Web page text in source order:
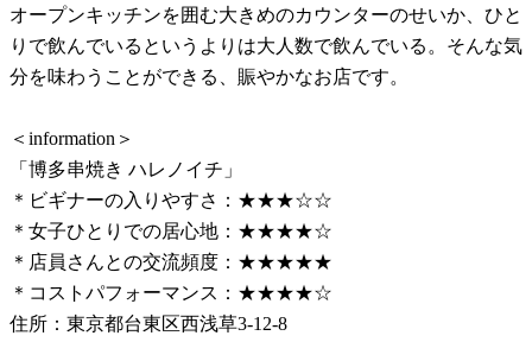
オープンキッチンを囲む大きめのカウンターのせいか、ひと
りで飲んでいるというよりは大人数で飲んでいる。そんな気
分を味わうことができる、賑やかなお店です。
＜information＞
「博多串焼き ハレノイチ」
＊ビギナーの入りやすさ：★★★☆☆
＊女子ひとりでの居心地：★★★★☆
＊店員さんとの交流頻度：★★★★★
＊コストパフォーマンス：★★★★☆
住所：東京都台東区西浅草3-12-8